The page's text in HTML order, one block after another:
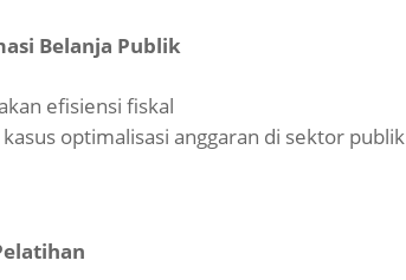
Belanja Publik
efisiensi fiskal
kasus optimalisasi anggaran di sektor publik